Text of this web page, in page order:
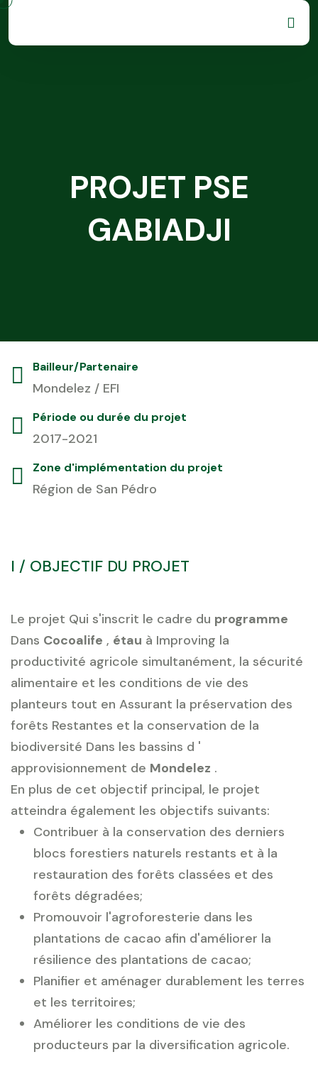
PROJET PSE
GABIADJI
Bailleur/Partenaire
Mondelez / EFI
Période ou durée du projet
2017-2021
Zone d'implémentation du projet
Région de San Pédro
I / OBJECTIF DU PROJET
Le projet Qui s'inscrit le cadre du programme
Dans Cocoalife , étau à Improving la
productivité agricole simultanément, la sécurité
alimentaire et les conditions de vie des
planteurs tout en Assurant la préservation des
forêts Restantes et la conservation de la
biodiversité Dans les bassins d '
approvisionnement de Mondelez .
En plus de cet objectif principal, le projet
atteindra également les objectifs suivants:
Contribuer à la conservation des derniers
blocs forestiers naturels restants et à la
restauration des forêts classées et des
forêts dégradées;
Promouvoir l'agroforesterie dans les
plantations de cacao afin d'améliorer la
résilience des plantations de cacao;
Planifier et aménager durablement les terres
et les territoires;
Améliorer les conditions de vie des
producteurs par la diversification agricole.